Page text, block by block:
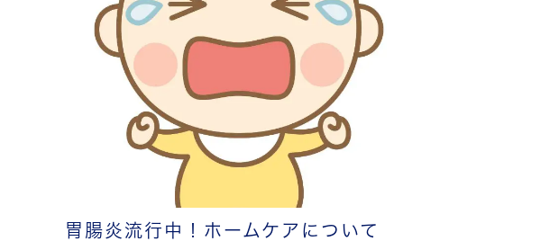
胃腸炎流行中！ホームケアについて